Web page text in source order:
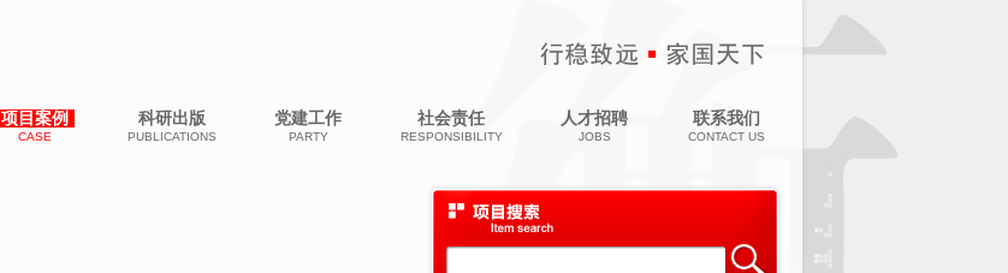
项目案例
CASE
科研出版
PUBLICATIONS
党建工作
PARTY
社会责任
RESPONSIBILITY
人才招聘
JOBS
联系我们
CONTACT US